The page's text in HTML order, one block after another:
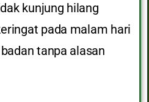
kunjung hilang
pada malam hari
tanpa alasan